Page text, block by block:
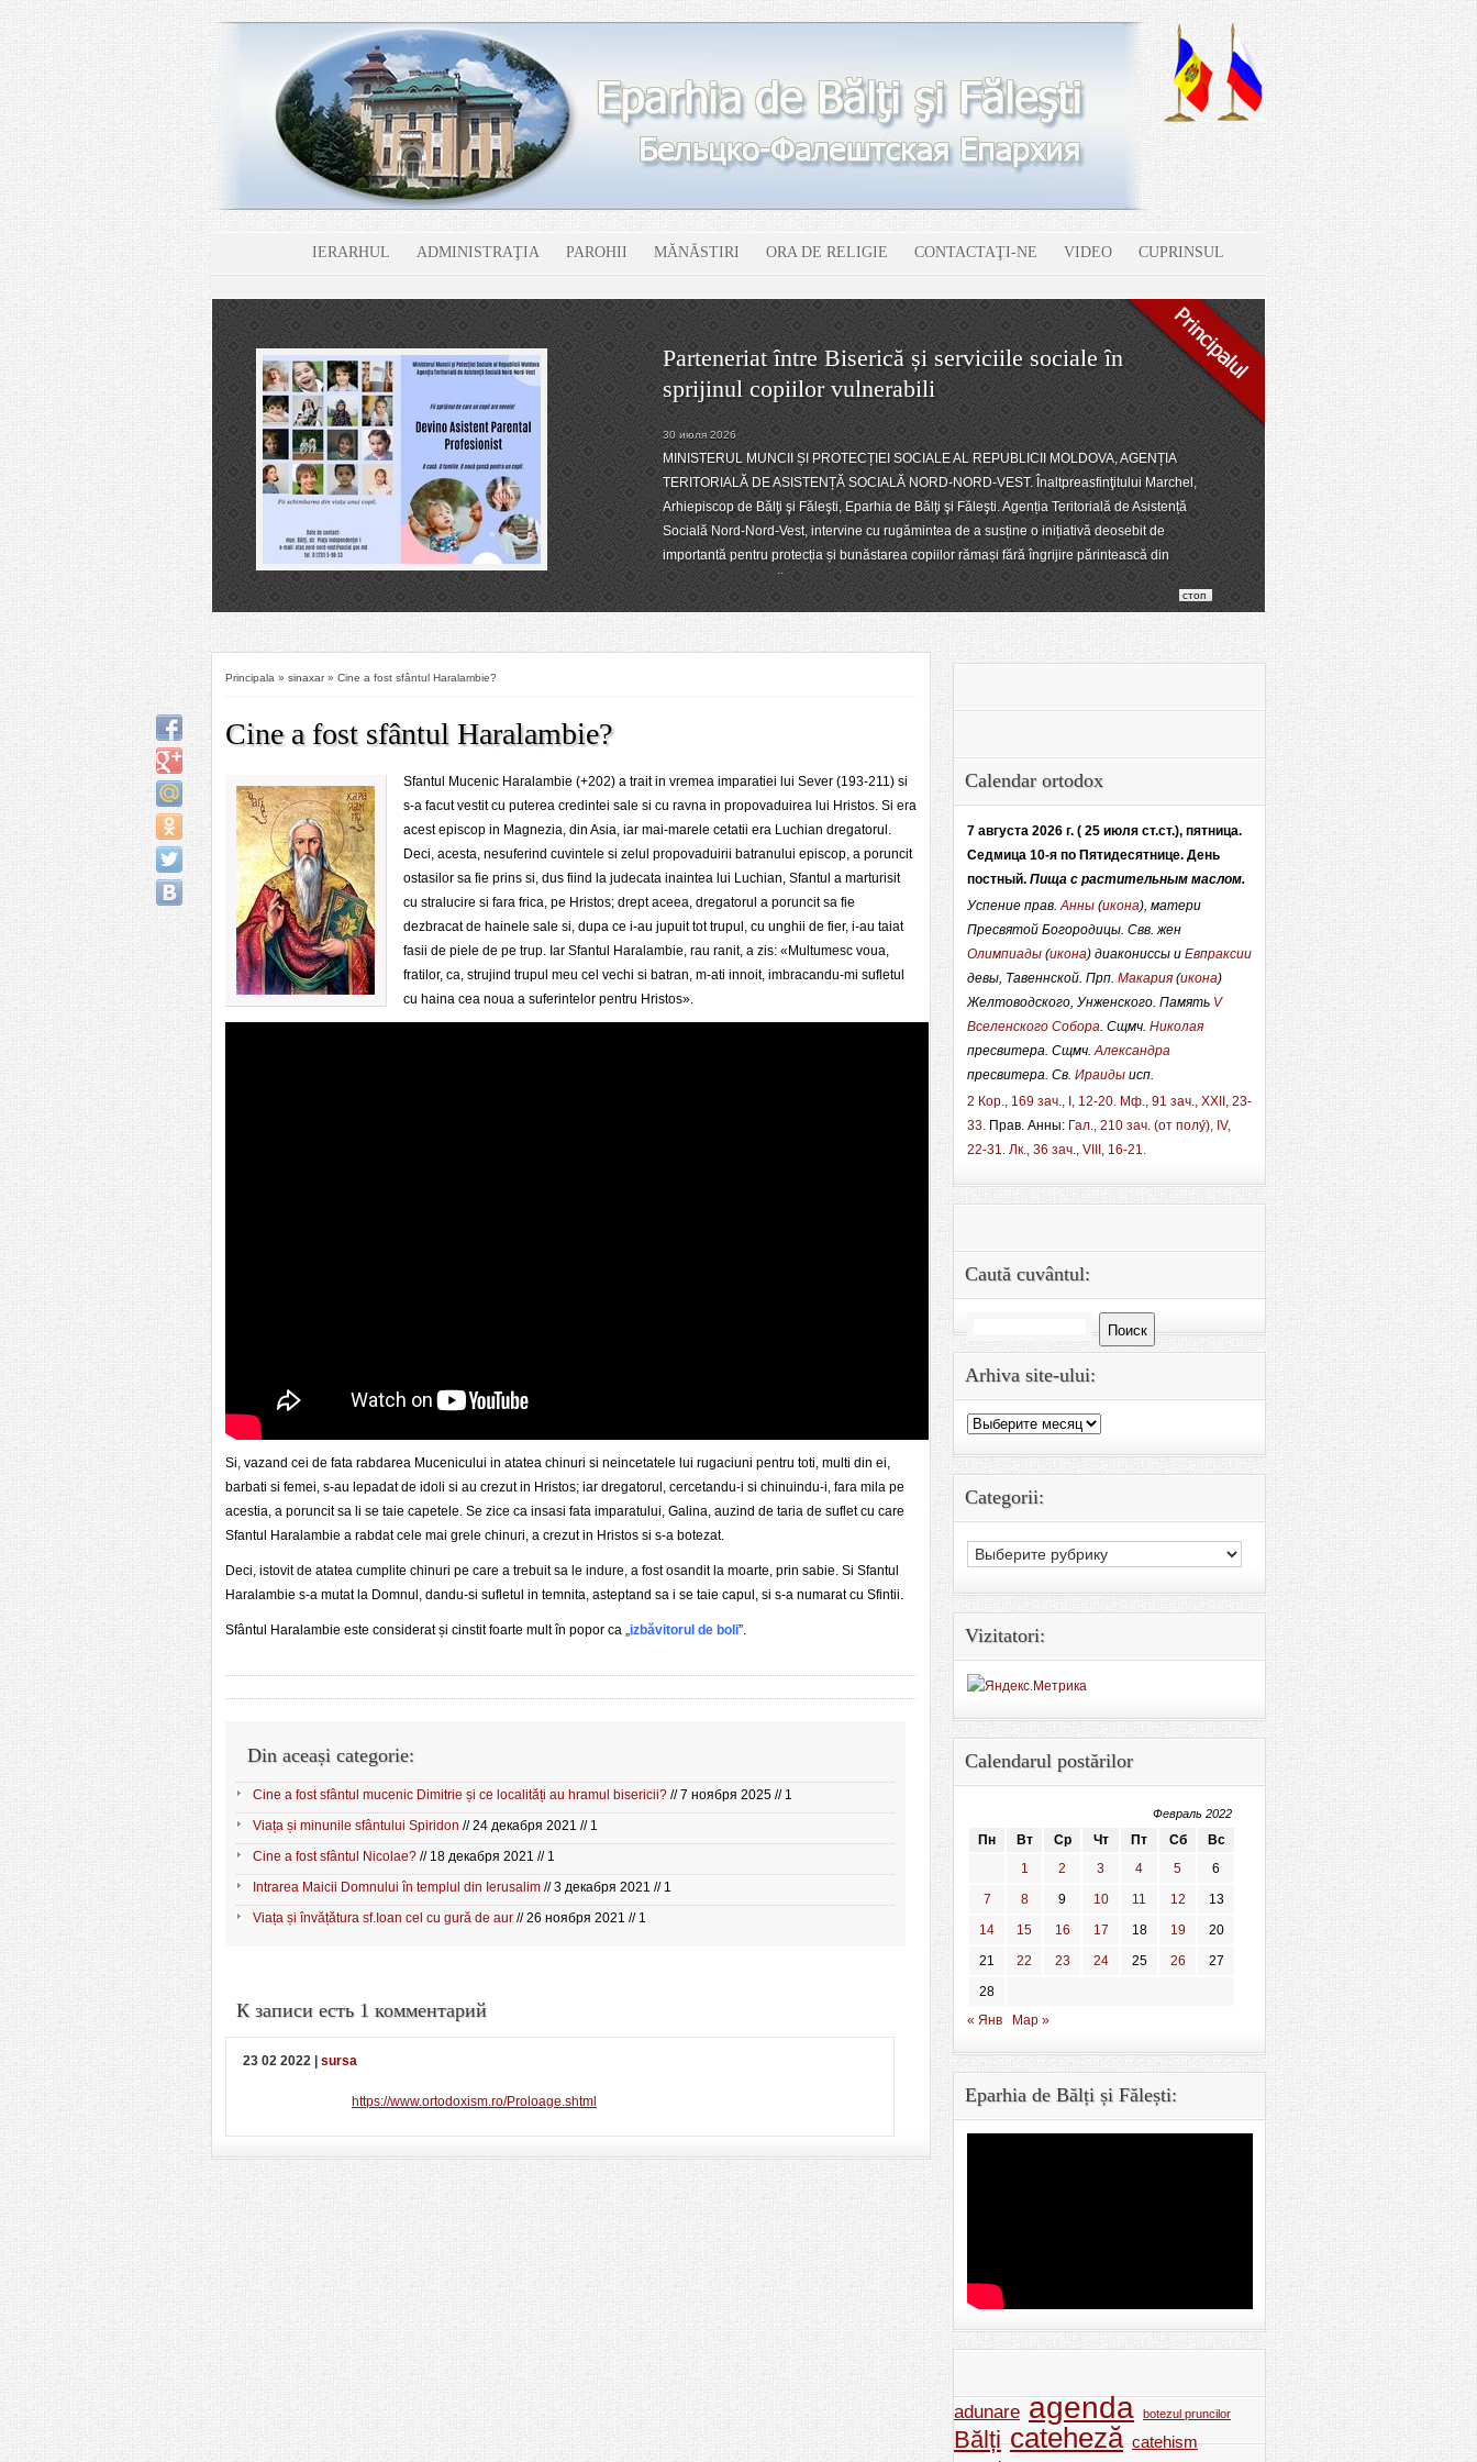
IERARHUL ADMINISTRAŢIA PAROHII MĂNĂSTIRI ORA DE RELIGIE CONTACTAŢI-NE VIDEO CUPRINSUL
Parteneriat între Biserică și serviciile sociale în
sprijinul copiilor vulnerabili
30 июля 2026
MINISTERUL MUNCII ȘI PROTECȚIEI SOCIALE AL REPUBLICII MOLDOVA, AGENȚIA
TERITORIALĂ DE ASISTENȚĂ SOCIALĂ NORD-NORD-VEST. Înaltpreasfinţitului Marchel,
Arhiepiscop de Bălţi şi Făleşti, Eparhia de Bălţi şi Făleşti. Agenția Teritorială de Asistență
Socială Nord-Nord-Vest, intervine cu rugămintea de a susține o inițiativă deosebit de
importantă pentru protecția și bunăstarea copiilor rămași fără îngrijire părintească din
стоп
Principala » sinaxar» Cine a fost sfântul Haralambie?
Cine a fost sfântul Haralambie?
Sfantul Mucenic Haralambie (+202) a trait in vremea imparatiei lui Sever (193-211) si
s-a facut vestit cu puterea credintei sale si cu ravna in propovaduirea lui Hristos. Si era
acest episcop in Magnezia, din Asia, iar mai-marele cetatii era Luchian dregatorul.
Deci, acesta, nesuferind cuvintele si zelul propovaduirii batranului episcop, a poruncit
ostasilor sa fie prins si, dus fiind la judecata inaintea lui Luchian, Sfantul a marturisit
cu stralucire si fara frica, pe Hristos; drept aceea, dregatorul a poruncit sa fie
dezbracat de hainele sale si, dupa ce i-au jupuit tot trupul, cu unghii de fier, i-au taiat
fasii de piele de pe trup. Iar Sfantul Haralambie, rau ranit, a zis: «Multumesc voua,
fratilor, ca, strujind trupul meu cel vechi si batran, m-ati innoit, imbracandu-mi sufletul
cu haina cea noua a suferintelor pentru Hristos».
Si, vazand cei de fata rabdarea Mucenicului in atatea chinuri si neincetatele lui rugaciuni pentru toti, multi din ei,
barbati si femei, s-au lepadat de idoli si au crezut in Hristos; iar dregatorul, cercetandu-i si chinuindu-i, fara mila pe
acestia, a poruncit sa li se taie capetele. Se zice ca insasi fata imparatului, Galina, auzind de taria de suflet cu care
Sfantul Haralambie a rabdat cele mai grele chinuri, a crezut in Hristos si s-a botezat.
Deci, istovit de atatea cumplite chinuri pe care a trebuit sa le indure, a fost osandit la moarte, prin sabie. Si Sfantul
Haralambie s-a mutat la Domnul, dandu-si sufletul in temnita, asteptand sa i se taie capul, si s-a numarat cu Sfintii.
Sfântul Haralambie este considerat și cinstit foarte mult în popor ca „izbăvitorul de boli”.
Din aceași categorie:
Cine a fost sfântul mucenic Dimitrie și ce localități au hramul bisericii? // 7 ноября 2025 // 1
Viața și minunile sfântului Spiridon // 24 декабря 2021 // 1
Cine a fost sfântul Nicolae? // 18 декабря 2021 // 1
Intrarea Maicii Domnului în templul din Ierusalim // 3 декабря 2021 // 1
Viața și învățătura sf.Ioan cel cu gură de aur // 26 ноября 2021 // 1
К записи есть 1 комментарий
23 02 2022 | sursa
https://www.ortodoxism.ro/Proloage.shtml
Calendar ortodox
7 августа 2026 г. ( 25 июля ст.ст.), пятница.
Седмица 10-я по Пятидесятнице. День
постный. Пища с растительным маслом.
Успение прав.Анны (икона), матери
Пресвятой Богородицы. Свв. жен
Олимпиады (икона) диакониссы и Евпраксии
девы, Тавеннской. Прп. Макария (икона)
Желтоводского, Унженского. Память V
Вселенского Собора. Сщмч. Николая
пресвитера. Сщмч.Александра
пресвитера. Св. Ираиды исп.
2 Кор., 169 зач., I, 12-20. Мф., 91 зач., XXII, 23-
33. Прав. Анны: Гал., 210 зач. (от полу́), IV,
22-31. Лк., 36 зач., VIII, 16-21.
Caută cuvântul:
Arhiva site-ului:
Arhiva
ului:
Categorii:
Categorii:
Vizitatori:
Calendarul postărilor
Февраль 2022
Пн Вт Ср Чт Пт Сб
Вс
1
2 3 4 5
6
7
8 9 10 11 12
13
14
15 16 17 18 19
20
21
22 23 24 25 26
27
28
« Янв
Мар »
Eparhia de Bălți și Fălești:
adunare agenda botezul pruncilor
Bălți cateheză catehism